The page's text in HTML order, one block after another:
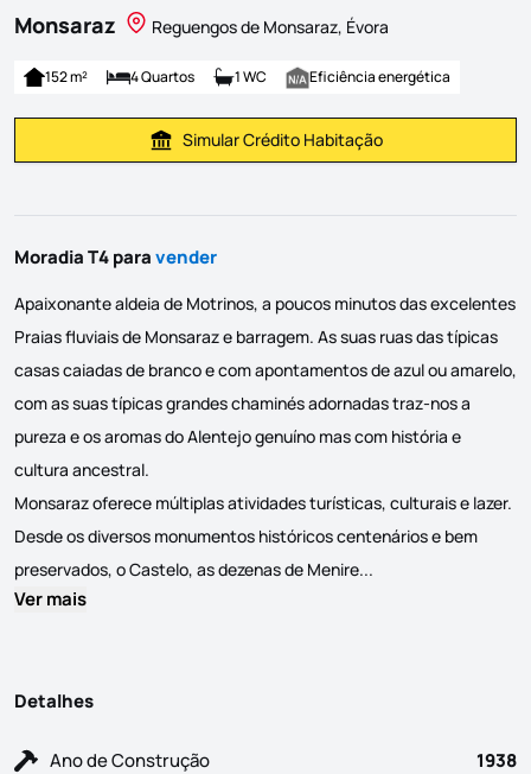
Monsaraz
Reguengos de Monsaraz, Évora
152 m² 4 Quartos 1 WC Eficiência energética
Simular Prestação
Simular Crédito Habitação
Moradia T4 paravender
Apaixonante aldeia de Motrinos, a poucos minutos das excelentes
Praias fluviais de Monsaraz e barragem. As suas ruas das típicas
casas caiadas de branco e com apontamentos de azul ou amarelo,
com as suas típicas grandes chaminés adornadas traz-nos a
pureza e os aromas do Alentejo genuíno mas com história e
cultura ancestral.
Monsaraz oferece múltiplas atividades turísticas, culturais e lazer.
Desde os diversos monumentos históricos centenários e bem
preservados, o Castelo, as dezenas de Menire...
Ver mais
Detalhes
Ano de Construção
1938